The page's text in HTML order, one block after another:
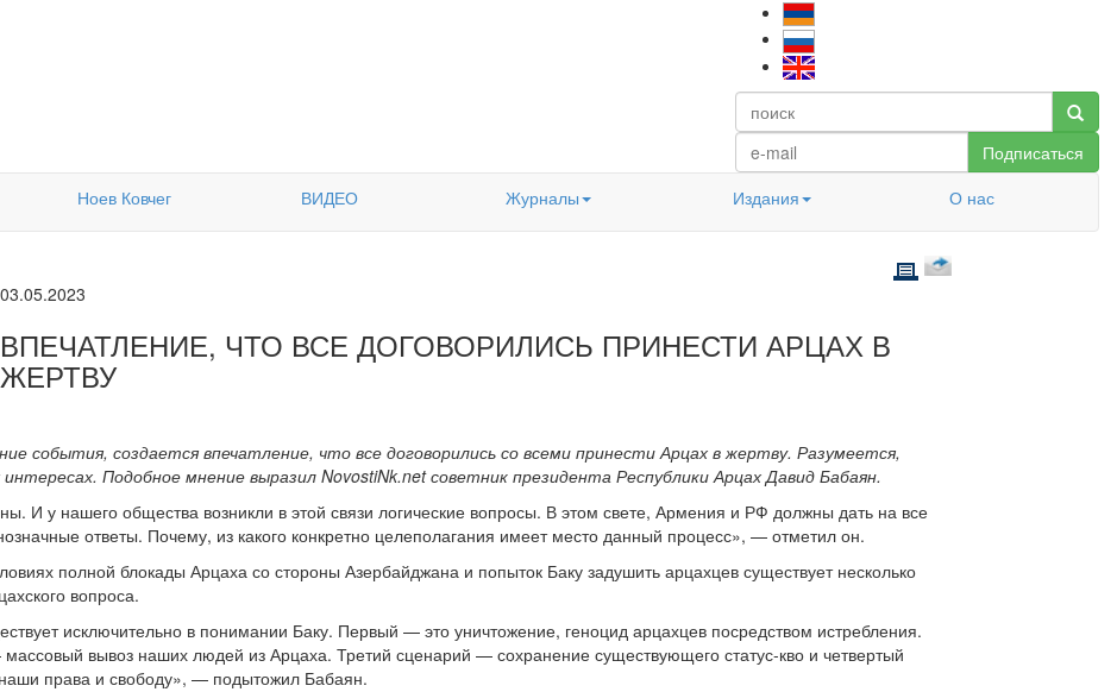
Подписаться
Ноев Ковчег ВИДЕО Журналы Издания О нас
03.05.2023
ВПЕЧАТЛЕНИЕ, ЧТО ВСЕ ДОГОВОРИЛИСЬ ПРИНЕСТИ АРЦАХ В
ЖЕРТВУ
события, создается впечатление, что все договорились со всеми принести Арцах в жертву. Разумеется,
Подобное мнение выразил NovostiNk.net советник президента Республики Арцах Давид Бабаян.
И у нашего общества возникли в этой связи логические вопросы. В этом свете, Армения и РФ должны дать на все
ответы. Почему, из какого конкретно целеполагания имеет место данный процесс», — отметил он.
полной блокады Арцаха со стороны Азербайджана и попыток Баку задушить арцахцев существует несколько
вопроса.
исключительно в понимании Баку. Первый — это уничтожение, геноцид арцахцев посредством истребления.
вывоз наших людей из Арцаха. Третий сценарий — сохранение существующего статус-кво и четвертый
права и свободу», — подытожил Бабаян.